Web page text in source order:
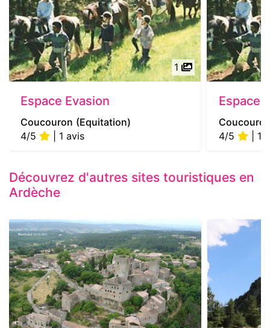
1
Espace Evasion
Coucouron (Equitation)
4/5
| 1 avis
Espace
4/5
| 1
Découvrez d'autres sites touristiques en
Ardèche